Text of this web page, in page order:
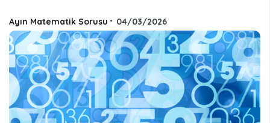
Ayın Matematik Sorusu • 04/03/2026